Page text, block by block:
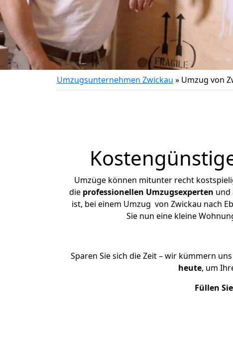
Umzugsunternehmen Zwickau » Umzug von
Umzüge können mitunter recht
die professionellen Umzugsexperten und
ist, bei einem Umzug von Zwickau nach
Sie nun eine kleine
Sparen Sie sich die Zeit – wir kümmern
heute, um
Füllen